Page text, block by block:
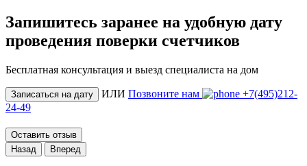
Запишитесь заранее на удобную дату
проведения поверки счетчиков
Бесплатная консультация и выезд специалиста на дом
Записаться на дату ИЛИ Позвоните нам
+7(495)212-
24-49
Оставить отзыв
Назад
Вперед